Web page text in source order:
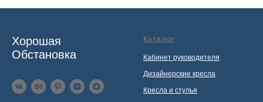
Хорошая
Обстановка
Каталог
Кабинет руководителя
Дизайнерские кресла
Кресла и стулья